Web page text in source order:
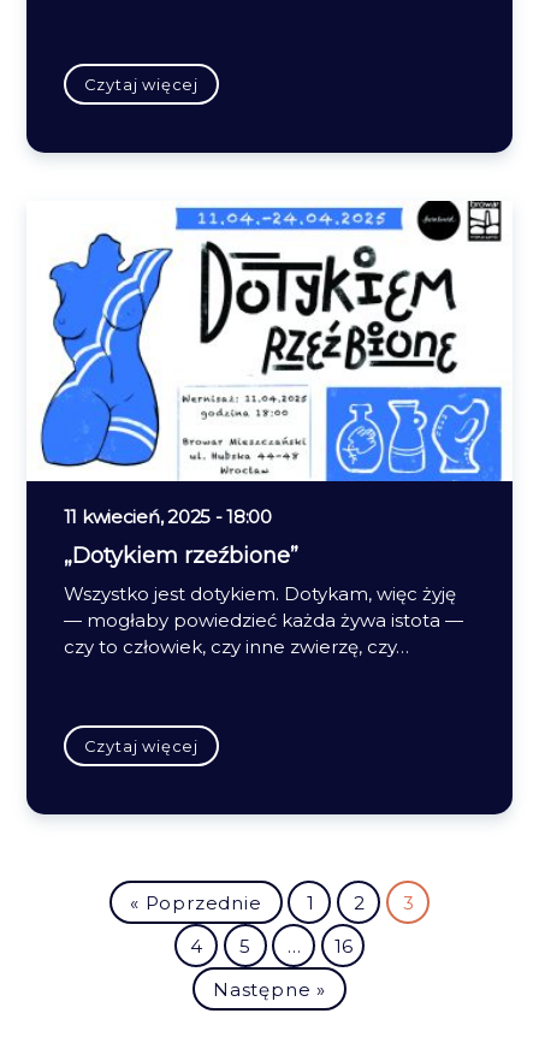
Czytaj więcej
11 kwiecień, 2025 - 18:00
„Dotykiem rzeźbione”
Wszystko jest dotykiem. Dotykam, więc żyję
— mogłaby powiedzieć każda żywa istota —
czy to człowiek, czy inne zwierzę, czy…
Czytaj więcej
« Poprzednie 1 2
3
4
5 …
16
Następne »